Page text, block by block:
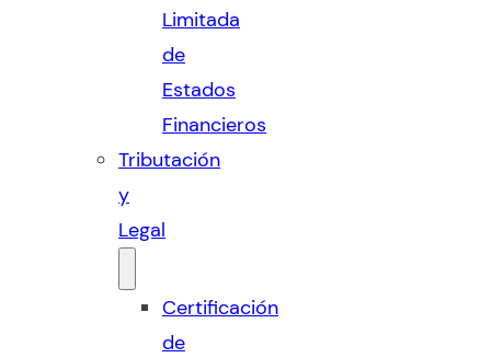
Limitada
de
Estados
Financieros
Tributación
y
Legal
Certificación
de